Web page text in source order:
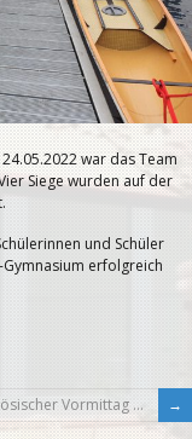
war das Team
Siege wurden auf der
und Schüler
erfolgreich
Vormittag …